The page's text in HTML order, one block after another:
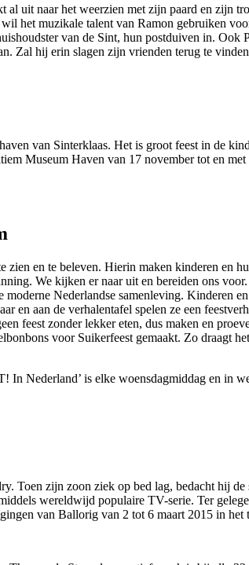
uit naar het weerzien met zijn paard en zijn
het muzikale talent van Ramon gebruiken
van de Sint, hun postduiven in.
Zal hij erin slagen zijn vrienden terug te
van Sinterklaas. Het is groot feest in de
Museum Haven van 17 november tot en
en te beleven. Hierin maken kinderen en
We kijken er naar uit en bereiden ons
Nederlandse samenleving. Kinderen
aan de verhalentafel spelen ze een
feest zonder lekker eten, dus maken en
voor Suikerfeest gemaakt. Zo draagt
Nederland’ is elke woensdagmiddag en in
zijn zoon ziek op bed lag, bedacht hij
wereldwijd populaire TV-serie. Ter
van Ballorig van 2 tot 6 maart 2015 in het